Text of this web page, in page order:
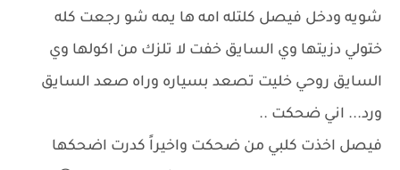
شويه ودخل فيصل كلتله امه ها يمه شو رجعت كله
ختولي دزيتها وي السايق خفت لا تلزك من اكولها وي
السايق روحي خليت تصعد بسياره وراه صعد السايق
ورد... اني ضحكت ..
فيصل اخذت كلبي من ضحكت واخيراً كدرت اضحكها